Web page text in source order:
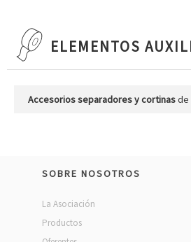
ELEMENTOS
Accesorios separadores y cortinasde
SOBRE NOSOTROS
La Asociación
Productos